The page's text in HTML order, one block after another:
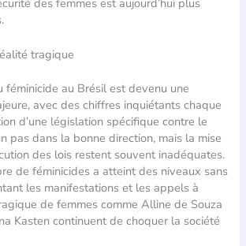
tragique
féminicide au Brésil est devenu une
avec des chiffres inquiétants chaque
d’une législation spécifique contre le
pas dans la bonne direction, mais la mise
des lois restent souvent inadéquates.
de féminicides a atteint des niveaux sans
les manifestations et les appels à
de femmes comme Alline de Souza
Kasten continuent de choquer la société